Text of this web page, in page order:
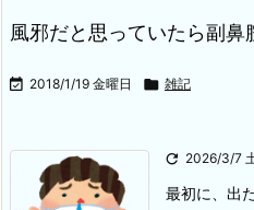
風邪だと思っていたら副鼻
 2018/1/19 金曜日  雑記
 2026/3/7
最初に、出